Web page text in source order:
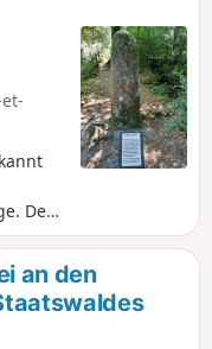
auch
Der
von
an den